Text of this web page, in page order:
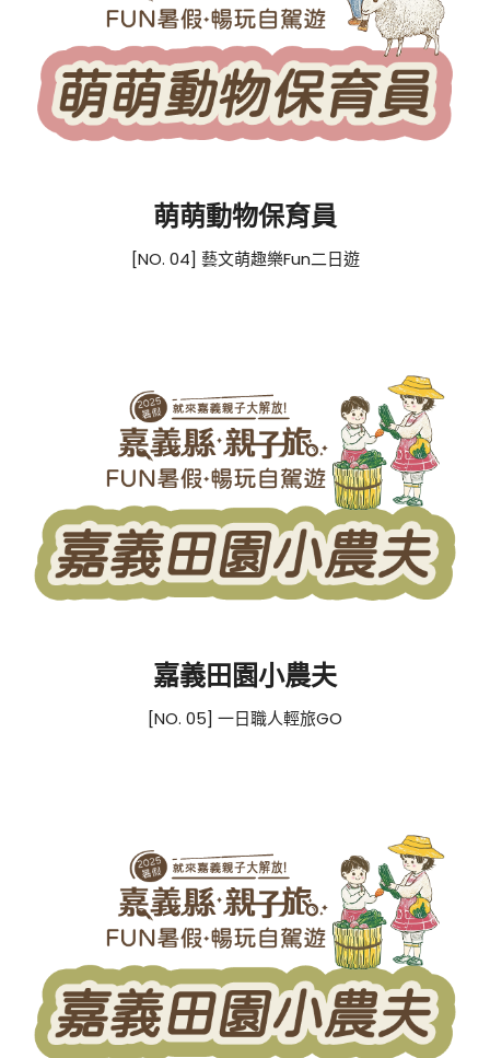
萌萌動物保育員
[NO. 04] 藝文萌趣樂Fun二日遊
嘉義田園小農夫
[NO. 05] 一日職人輕旅GO